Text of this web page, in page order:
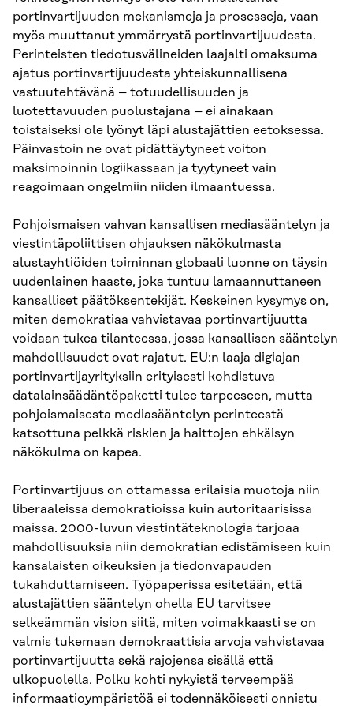
portinvartijuuden mekanismeja ja prosesseja, vaan
myös muuttanut ymmärrystä portinvartijuudesta.
Perinteisten tiedotusvälineiden laajalti omaksuma
ajatus portinvartijuudesta yhteiskunnallisena
vastuutehtävänä – totuudellisuuden ja
luotettavuuden puolustajana – ei ainakaan
toistaiseksi ole lyönyt läpi alustajättien eetoksessa.
Päinvastoin ne ovat pidättäytyneet voiton
maksimoinnin logiikassaan ja tyytyneet vain
reagoimaan ongelmiin niiden ilmaantuessa.
Pohjoismaisen vahvan kansallisen mediasääntelyn ja
viestintäpoliittisen ohjauksen näkökulmasta
alustayhtiöiden toiminnan globaali luonne on täysin
uudenlainen haaste, joka tuntuu lamaannuttaneen
kansalliset päätöksentekijät. Keskeinen kysymys on,
miten demokratiaa vahvistavaa portinvartijuutta
voidaan tukea tilanteessa, jossa kansallisen sääntelyn
mahdollisuudet ovat rajatut. EU:n laaja digiajan
portinvartijayrityksiin erityisesti kohdistuva
datalainsäädäntöpaketti tulee tarpeeseen, mutta
pohjoismaisesta mediasääntelyn perinteestä
katsottuna pelkkä riskien ja haittojen ehkäisyn
näkökulma on kapea.
Portinvartijuus on ottamassa erilaisia muotoja niin
liberaaleissa demokratioissa kuin autoritaarisissa
maissa. 2000-luvun viestintäteknologia tarjoaa
mahdollisuuksia niin demokratian edistämiseen kuin
kansalaisten oikeuksien ja tiedonvapauden
tukahduttamiseen. Työpaperissa esitetään, että
alustajättien sääntelyn ohella EU tarvitsee
selkeämmän vision siitä, miten voimakkaasti se on
valmis tukemaan demokraattisia arvoja vahvistavaa
portinvartijuutta sekä rajojensa sisällä että
ulkopuolella. Polku kohti nykyistä terveempää
informaatioympäristöä ei todennäköisesti onnistu